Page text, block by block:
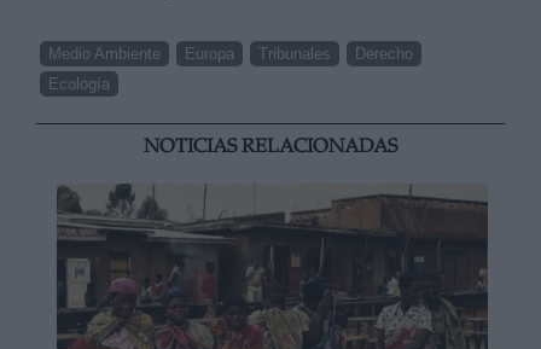
Medio Ambiente Europa Tribunales
Derecho
Ecología
NOTICIAS RELACIONADAS